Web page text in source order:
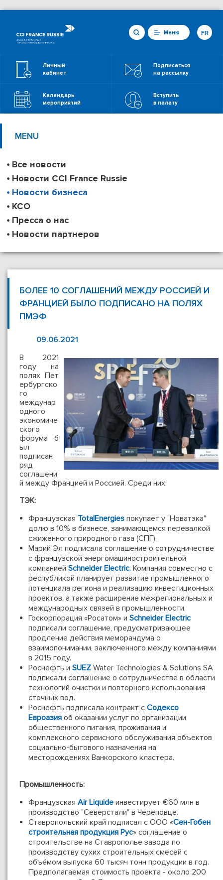
Меню
Личный
кабинет
Подписаться
на рассылку
Календарь
мероприятий
Вступить
в палату
FR
MENU
Все новости
Новости CCI France Russie
Новости бизнеса
КСО
Пресса о нас
Новости партнеров
БОЛЕЕ 10 СОГЛАШЕНИЙ МЕЖДУ РОССИЕЙ И
ФРАНЦИЕЙ БЫЛО ПОДПИСАНО НА ПОЛЯХ
ПМЭФ
09.06.2021
В 2021
году на
полях Пет
ербургско
го
междунар
одного
экономиче
ского
форума б
ыл
подписан
ряд
соглашени
й между Францией и Россией. Среди них:
ТЭК:
Французская TotalEnergies покупает у "Новатэка"
долю в 10% в бизнесе, занимающемся перевалкой
сжиженного природного газа (СПГ).
Марий Эл подписала соглашение о сотрудничестве
с французской энергомашиностроительной
компанией Schneider Electric. Компания совместно с
республикой планирует развитие промышленного
потенциала региона и реализацию инвестиционных
проектов, а также расширение межрегиональных и
международных связей в промышленности.
Госкорпорация «Росатом» и Schneider Electric
подписали соглашение, предусматривающее
продление действия меморандума о
взаимопонимании, заключенного между компаниями
в 2015 году.
Роснефть и SUEZ Water Technologies & Solutions SA
подписали соглашение о сотрудничестве в области
технологий очистки и повторного использования
сточных вод.
Роснефть подписала контракт с Содексо
Евроазия об оказании услуг по организации
общественного питания, проживания и
комплексного сервисного обслуживания объектов
социально-бытового назначения на
месторождениях Ванкорского кластера.
Промышленность:
Французская Air Liquide инвестирует €60 млн в
производство "Северстали" в Череповце.
Ставропольский край подписал с ООО «Сен-Гобен
строительная продукция Рус» соглашение о
строительстве на Ставрополье завода по
производству сухих строительных смесей с
объёмом выпуска 60 тысяч тонн продукции в год.
Предполагаемая стоимость проекта - около 200